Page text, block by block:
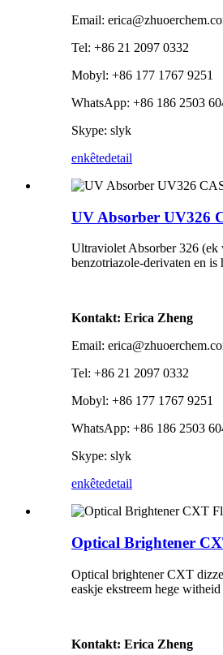
Email:
Tel: +86 21 2097 0332
Mobyl: +86 177 1767 9251
WhatsApp: +86 186 2503
Skype: slyk
enkêtedetail
UV Absorber UV326
Ultraviolet Absorber 326 (ek
benzotriazole-derivaten en
Kontakt: Erica Zheng
Email:
Tel: +86 21 2097 0332
Mobyl: +86 177 1767 9251
WhatsApp: +86 186 2503
Skype: slyk
enkêtedetail
Optical Brightener
Optical brightener CXT
easkje ekstreem hege
Kontakt: Erica Zheng